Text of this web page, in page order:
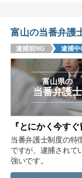
中国
鳥取 島根
四国
香川
九州・沖縄
福岡 佐賀
富山の当番弁護
逮捕前NG 逮捕中
富山県の
当番弁護士
『とにかく今す
当番弁護士制度の特
ですが、逮捕されて
強いです。